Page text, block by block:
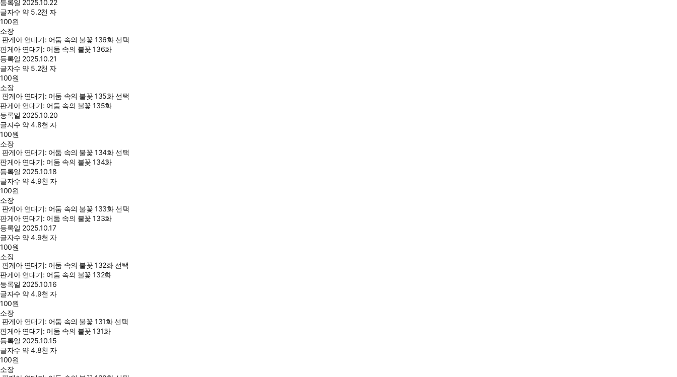
등록일 2025.10.22
글자수 약 5.2천 자
100원
소장
판게아 연대기: 어둠 속의 불꽃 136화 선택
판게아 연대기: 어둠 속의 불꽃 136화
등록일 2025.10.21
글자수 약 5.2천 자
100원
소장
판게아 연대기: 어둠 속의 불꽃 135화 선택
판게아 연대기: 어둠 속의 불꽃 135화
등록일 2025.10.20
글자수 약 4.8천 자
100원
소장
판게아 연대기: 어둠 속의 불꽃 134화 선택
판게아 연대기: 어둠 속의 불꽃 134화
등록일 2025.10.18
글자수 약 4.9천 자
100원
소장
판게아 연대기: 어둠 속의 불꽃 133화 선택
판게아 연대기: 어둠 속의 불꽃 133화
등록일 2025.10.17
글자수 약 4.9천 자
100원
소장
판게아 연대기: 어둠 속의 불꽃 132화 선택
판게아 연대기: 어둠 속의 불꽃 132화
등록일 2025.10.16
글자수 약 4.9천 자
100원
소장
판게아 연대기: 어둠 속의 불꽃 131화 선택
판게아 연대기: 어둠 속의 불꽃 131화
등록일 2025.10.15
글자수 약 4.8천 자
100원
소장